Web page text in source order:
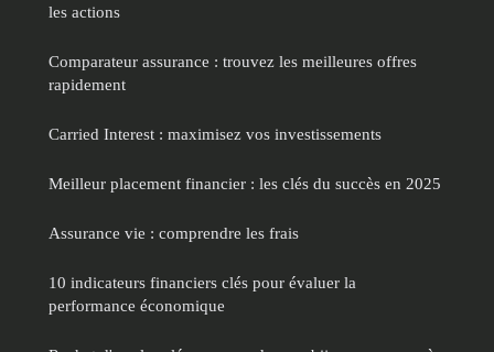
les actions
Comparateur assurance : trouvez les meilleures offres
rapidement
Carried Interest : maximisez vos investissements
Meilleur placement financier : les clés du succès en 2025
Assurance vie : comprendre les frais
10 indicateurs financiers clés pour évaluer la
performance économique